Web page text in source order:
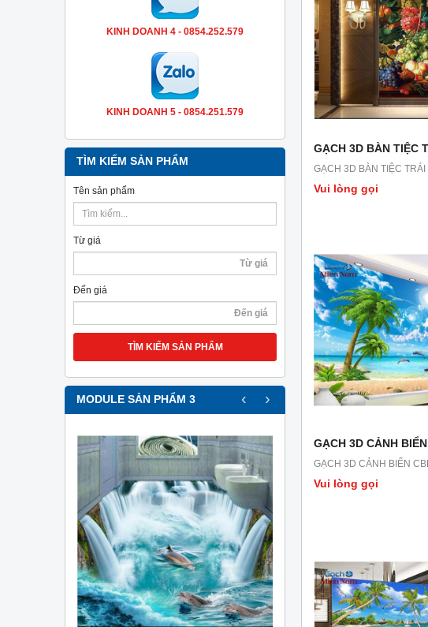
KINH DOANH 4 - 0854.252.579
KINH DOANH 5 - 0854.251.579
TÌM KIẾM SẢN PHẨM
Tên sản phẩm
Từ giá
Đến giá
TÌM KIẾM SẢN PHẨM
MODULE SẢN PHẨM 3 ‹ ›
GẠCH 3D BÀN TIỆC
GẠCH 3D BÀN TIỆC
Vui lòng gọi
GẠCH 3D CẢNH
GẠCH 3D CẢNH BIỂN
Vui lòng gọi